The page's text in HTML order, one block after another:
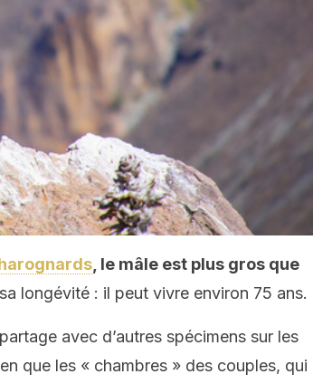
, le mâle est plus gros que
longévité : il peut vivre environ 75 ans.
avec d’autres spécimens sur les
que les « chambres » des couples, qui